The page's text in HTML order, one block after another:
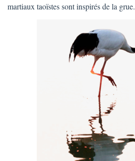
martiaux taoïstes sont inspirés de la grue.